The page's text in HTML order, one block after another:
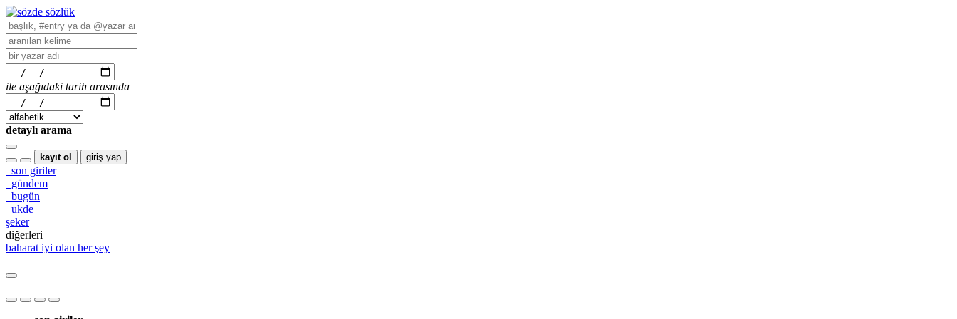
ile aşağıdaki tarih arasında
detaylı arama
kayıt ol giriş yap
son giriler
gündem
bugün
ukde
şeker
diğerleri
baharat iyi olan her şey